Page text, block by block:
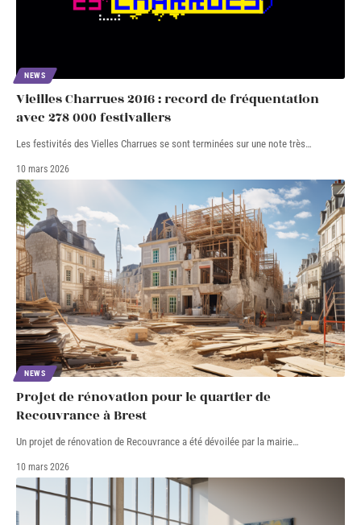
NEWS
Vieilles Charrues 2016 : record de fréquentation
avec 278 000 festivaliers
Les festivités des Vielles Charrues se sont terminées sur une note très…
10 mars 2026
NEWS
Projet de rénovation pour le quartier de
Recouvrance à Brest
Un projet de rénovation de Recouvrance a été dévoilée par la mairie…
10 mars 2026